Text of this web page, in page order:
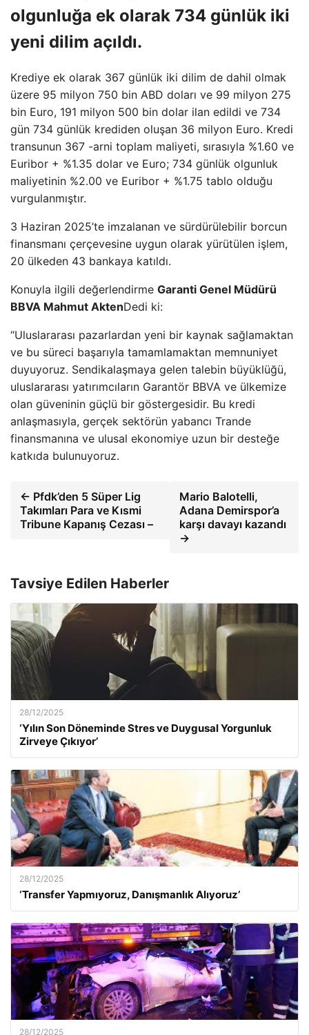
olgunluğa ek olarak 734 günlük iki
yeni dilim açıldı.
Krediye ek olarak 367 günlük iki dilim de dahil olmak
üzere 95 milyon 750 bin ABD doları ve 99 milyon 275
bin Euro, 191 milyon 500 bin dolar ilan edildi ve 734
gün 734 günlük krediden oluşan 36 milyon Euro. Kredi
transunun 367 -arni toplam maliyeti, sırasıyla %1.60 ve
Euribor + %1.35 dolar ve Euro; 734 günlük olgunluk
maliyetinin %2.00 ve Euribor + %1.75 tablo olduğu
vurgulanmıştır.
3 Haziran 2025’te imzalanan ve sürdürülebilir borcun
finansmanı çerçevesine uygun olarak yürütülen işlem,
20 ülkeden 43 bankaya katıldı.
Konuyla ilgili değerlendirme Garanti Genel Müdürü
BBVA Mahmut AktenDedi ki:
“Uluslararası pazarlardan yeni bir kaynak sağlamaktan
ve bu süreci başarıyla tamamlamaktan memnuniyet
duyuyoruz. Sendikalaşmaya gelen talebin büyüklüğü,
uluslararası yatırımcıların Garantör BBVA ve ülkemize
olan güveninin güçlü bir göstergesidir. Bu kredi
anlaşmasıyla, gerçek sektörün yabancı Trande
finansmanına ve ulusal ekonomiye uzun bir desteğe
katkıda bulunuyoruz.
← Pfdk’den 5 Süper Lig
Takımları Para ve Kısmi
Tribune Kapanış Cezası –
Mario Balotelli,
Adana Demirspor’a
karşı davayı kazandı
→
Tavsiye Edilen Haberler
28/12/2025
‘Yılın Son Döneminde Stres ve Duygusal Yorgunluk
Zirveye Çıkıyor’
28/12/2025
‘Transfer Yapmıyoruz, Danışmanlık Alıyoruz’
28/12/2025